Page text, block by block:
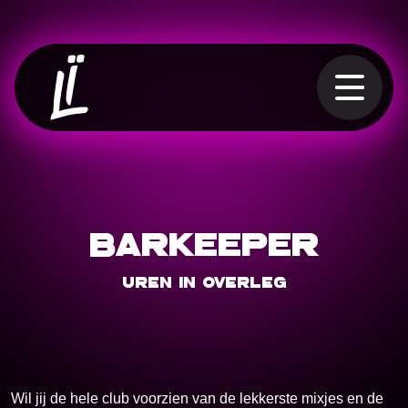
BARKEEPER
Uren in overleg
Wil jij de hele club voorzien van de lekkerste mixjes en de